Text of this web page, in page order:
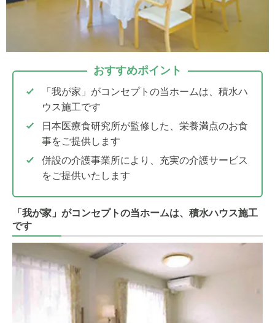
おすすめポイント
「我が家」がコンセプトの当ホームは、積水ハ
ウス施工です
日本医療食研究所が監修した、栄養満点のお食
事をご提供します
併設の介護事業所により、充実の介護サービス
をご提供いたします
「我が家」がコンセプトの当ホームは、積水ハウス施工
です